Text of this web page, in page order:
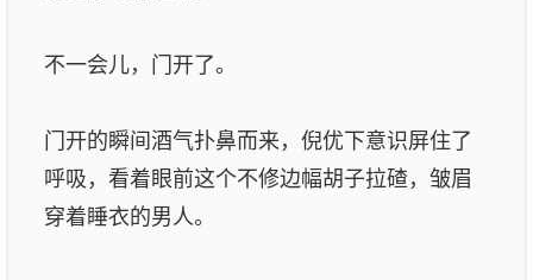
不一会儿，门开了。
门开的瞬间酒气扑鼻而来，倪优下意识屏住了
呼吸，看着眼前这个不修边幅胡子拉碴，皱眉
穿着睡衣的男人。